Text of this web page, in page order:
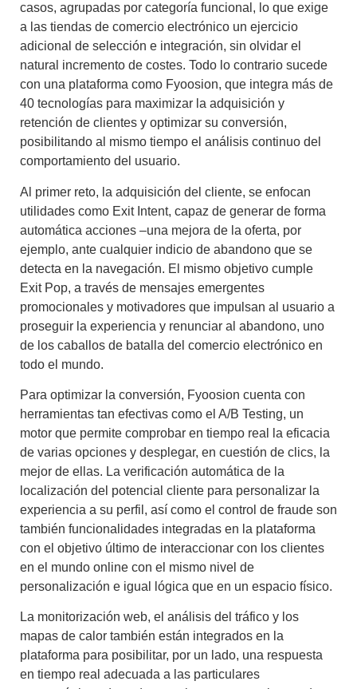
casos, agrupadas por categoría funcional, lo que exige
a las tiendas de comercio electrónico un ejercicio
adicional de selección e integración, sin olvidar el
natural incremento de costes. Todo lo contrario sucede
con una plataforma como Fyoosion, que integra más de
40 tecnologías para maximizar la adquisición y
retención de clientes y optimizar su conversión,
posibilitando al mismo tiempo el análisis continuo del
comportamiento del usuario.
Al primer reto, la adquisición del cliente, se enfocan
utilidades como Exit Intent, capaz de generar de forma
automática acciones –una mejora de la oferta, por
ejemplo, ante cualquier indicio de abandono que se
detecta en la navegación. El mismo objetivo cumple
Exit Pop, a través de mensajes emergentes
promocionales y motivadores que impulsan al usuario a
proseguir la experiencia y renunciar al abandono, uno
de los caballos de batalla del comercio electrónico en
todo el mundo.
Para optimizar la conversión, Fyoosion cuenta con
herramientas tan efectivas como el A/B Testing, un
motor que permite comprobar en tiempo real la eficacia
de varias opciones y desplegar, en cuestión de clics, la
mejor de ellas. La verificación automática de la
localización del potencial cliente para personalizar la
experiencia a su perfil, así como el control de fraude son
también funcionalidades integradas en la plataforma
con el objetivo último de interaccionar con los clientes
en el mundo online con el mismo nivel de
personalización e igual lógica que en un espacio físico.
La monitorización web, el análisis del tráfico y los
mapas de calor también están integrados en la
plataforma para posibilitar, por un lado, una respuesta
en tiempo real adecuada a las particulares